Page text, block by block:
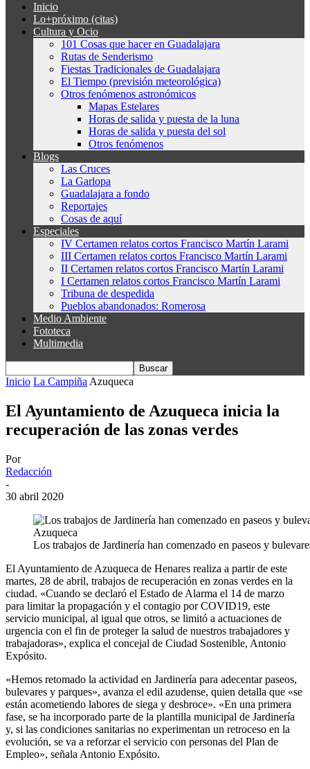
Inicio
Lo+próximo (citas)
Cultura y Ocio
101 Cosas que hacer en Guadalajara
Rutas de Senderismo
Fiestas Tradicionales de Guadalajara
El Tiempo (previsión meteorológica)
Otros fenómenos astronómicos
Mapas Estelares
Horas de salida y puesta de la luna
Horas de salida y puesta del sol
Otros fenómenos
Blogs
Las Cruces
La Garlopa
Guadalajara a fondo
Reportajes
Cosas de aquí
Especiales
IV Certamen relatos cortos Francisco Martín Larami
III Certamen relatos cortos Francisco Martín Larami
II Certamen relatos cortos Francisco Martín Larami
I Certamen relatos cortos Francisco Martín Larami
Tribuna de despedida
Pueblos abandonados: Romerosa
Medio Ambiente
Fototeca
Multimedia
Inicio La Campiña Azuqueca
El Ayuntamiento de Azuqueca inicia la
recuperación de las zonas verdes
Por
Redacción
-
30 abril 2020
Los trabajos de Jardinería han comenzado en paseos y
El Ayuntamiento de Azuqueca de Henares realiza a partir de este
martes, 28 de abril, trabajos de recuperación en zonas verdes en la
ciudad. «Cuando se declaró el Estado de Alarma el 14 de marzo
para limitar la propagación y el contagio por COVID19, este
servicio municipal, al igual que otros, se limitó a actuaciones de
urgencia con el fin de proteger la salud de nuestros trabajadores y
trabajadoras», explica el concejal de Ciudad Sostenible, Antonio
Expósito.
«Hemos retomado la actividad en Jardinería para adecentar paseos,
bulevares y parques», avanza el edil azudense, quien detalla que «se
están acometiendo labores de siega y desbroce». «En una primera
fase, se ha incorporado parte de la plantilla municipal de Jardinería
y, si las condiciones sanitarias no experimentan un retroceso en la
evolución, se va a reforzar el servicio con personas del Plan de
Empleo», señala Antonio Expósito.